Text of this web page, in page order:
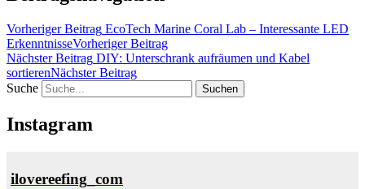
Vorheriger Beitrag EcoTech Marine Coral Lab – Interessante LED
ErkenntnisseVorheriger Beitrag
Nächster Beitrag DIY: Unterschrank aufräumen und Kabel
sortierenNächster Beitrag
Suche
Instagram
ilovereefing_com